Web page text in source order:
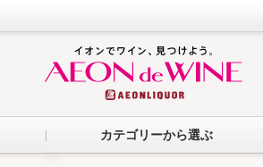
カテゴリーから選ぶ